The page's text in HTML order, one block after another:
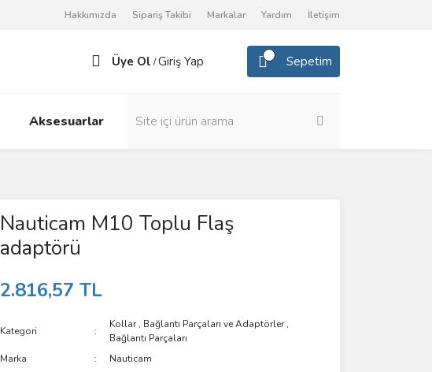
Hakkımızda Sipariş Takibi Markalar Yardım İletişim
Üye Ol /Giriş Yap Sepetim
Aksesuarlar
Nauticam M10 Toplu Flaş
adaptörü
2.816,57 TL
Kategori
Kollar, Bağlantı Parçaları ve Adaptörler,
Bağlantı Parçaları
Marka
Nauticam